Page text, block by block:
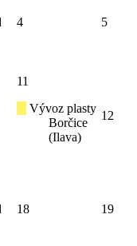
4 5
11
Vývoz plasty
Borčice
(Ilava)
12
18 19